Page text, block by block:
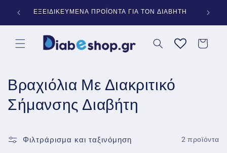
στο
περιεχόμενο
ΕΞΕΙΔΙΚΕΥΜΕΝΑ ΠΡΟΪΟΝΤΑ ΓΙΑ ΤΟΝ ΔΙΑΒΗΤΗ
Καλάθι
Σ
υ
λ
Βραχιόλια Με Διακριτικό
Σήμανσης Διαβήτη
Φιλτράρισμα και ταξινόμηση 2 προϊόντα